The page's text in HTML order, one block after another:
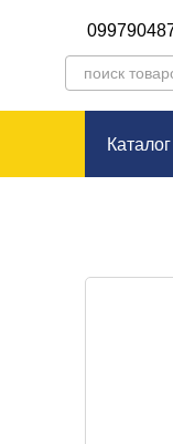
Каталог